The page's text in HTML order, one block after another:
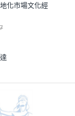
化市場文化經